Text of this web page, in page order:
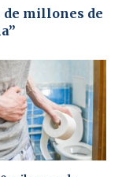
de millones de